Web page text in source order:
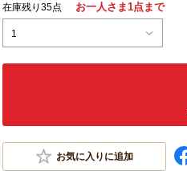
在庫残り35点 お一人さま1点まで
1
お気に入りに追加